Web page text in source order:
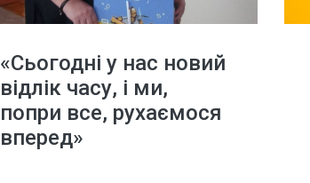
«Сьогодні у нас новий
відлік часу, і ми,
попри все, рухаємося
вперед»